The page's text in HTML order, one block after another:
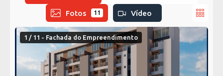
Fotos 11 Vídeo
1 / 11 - Fachada do Empreendimento